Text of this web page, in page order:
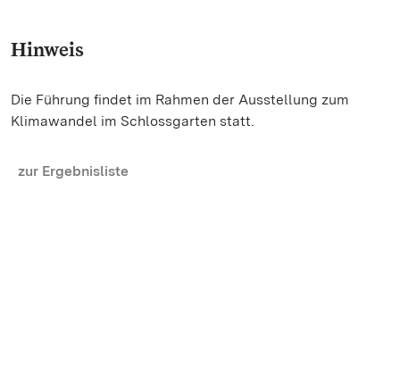
Hinweis
Die Führung findet im Rahmen der Ausstellung zum
Klimawandel im Schlossgarten statt.
zur Ergebnisliste